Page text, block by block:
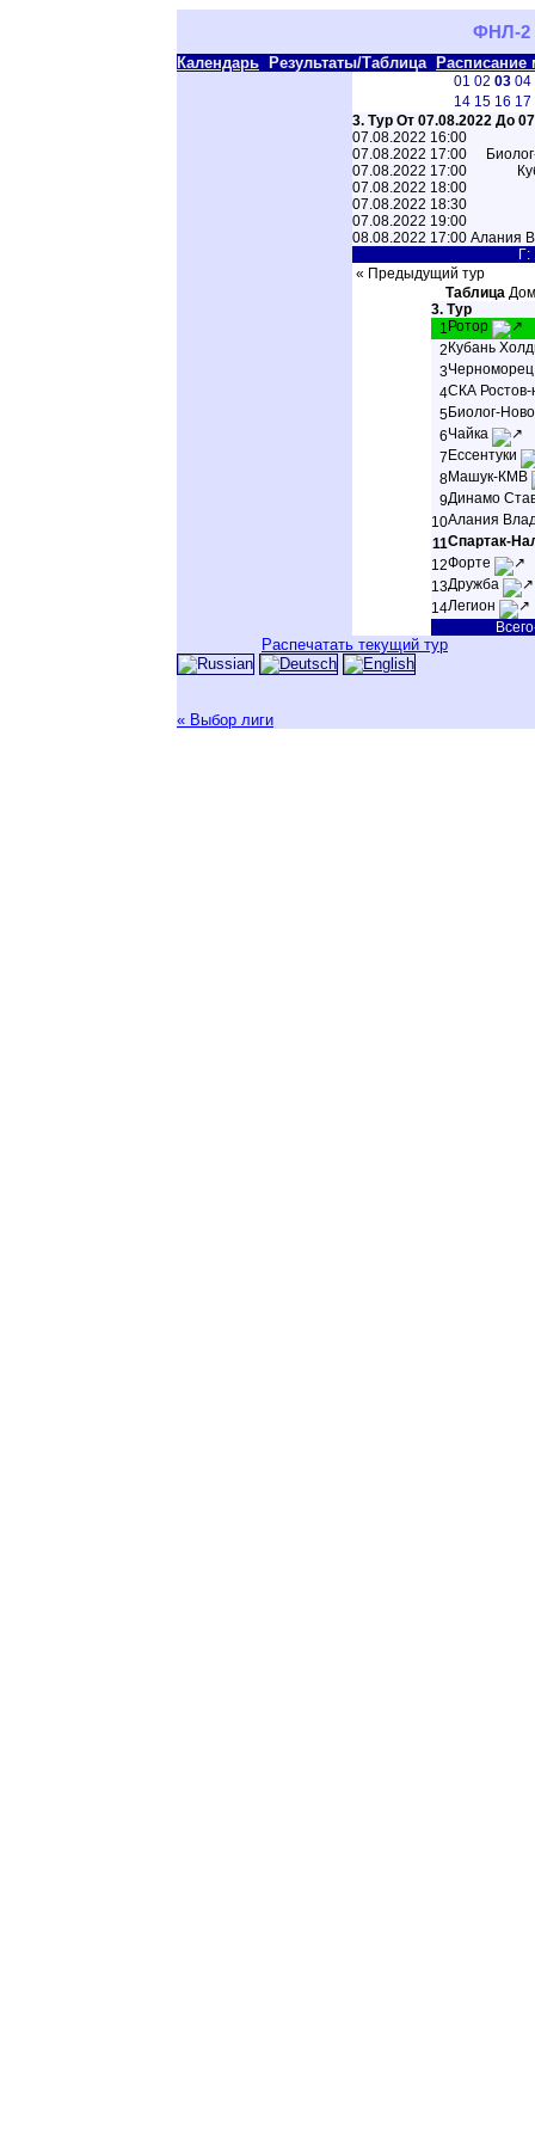
ФНЛ-2
Календарь Результаты/Таблица Расписание
01 02 03 04
14 15 16 17
3. Тур От 07.08.2022 До
07.08.2022 16:00
07.08.2022 17:00
07.08.2022 17:00
07.08.2022 18:00
07.08.2022 18:30
07.08.2022 19:00
08.08.2022 17:00 Алания
« Предыдущий тур
Таблица
3. Тур
1 Ротор
2 Кубань
3
4СКА
5Биолог-
6Чайка
7 Ессентуки
8Машук-КМВ
9Динамо
10Алания
11Спартак-
12Форте
13Дружба
14Легион
Распечатать текущий тур
« Выбор лиги